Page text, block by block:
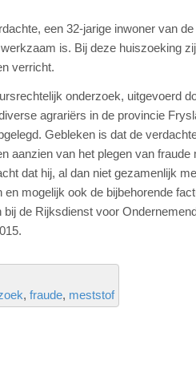
een 32-jarige inwoner van
is. Bij deze huiszoeking
verricht.
onderzoek, uitgevoerd
agrariërs in de provincie
Gebleken is dat de
aanzien van het plegen van
dat hij, al dan niet gezamenlijk
mogelijk ook de bijbehorende
de Rijksdienst voor
fraude meststof